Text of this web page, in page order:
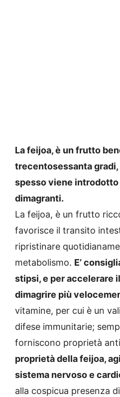
La feijoa, è un frutto
trecentosessanta
spesso viene
dimagranti.
La feijoa, è un frutto
favorisce il transito
ripristinare
metabolismo. E’
stipsi, e per accelerare
dimagrire più
vitamine, per cui è un
difese immunitarie;
forniscono proprietà
proprietà della feijoa,
sistema nervoso e
alla cospicua presenza